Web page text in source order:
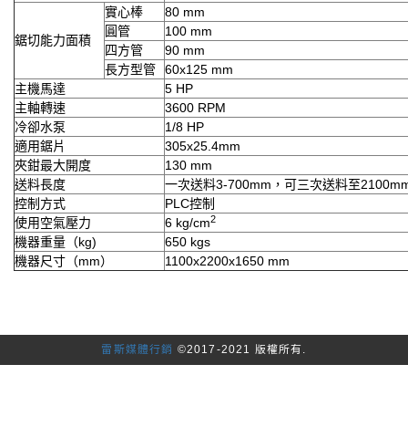
鋸切能力面積
實心棒
80 mm
圓管
100 mm
四方管
90 mm
長方型管
60x125 mm
主機馬達
5 HP
主軸轉速
3600 RPM
冷卻水泵
1/8 HP
適用鋸片
305x25.4mm
夾鉗最大開度
130 mm
送料長度
一次送料3-700mm，可三次送料至
控制方式
PLC控制
使用空氣壓力
6 kg/cm2
機器重量（kg)
650 kgs
機器尺寸（mm）
1100x2200x1650 mm
雷斯媒體行銷 ©2017-2021 版權所有.